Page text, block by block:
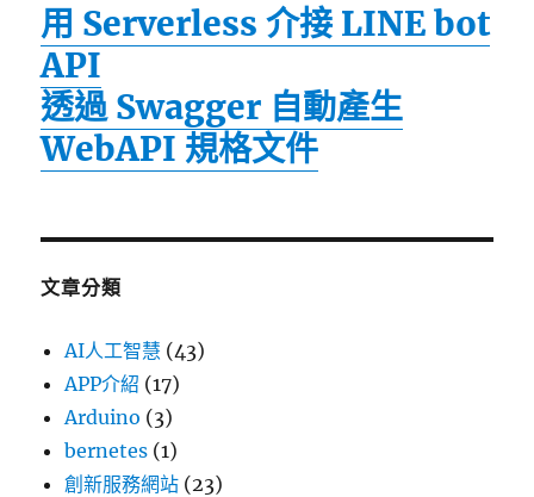
用 Serverless 介接 LINE bot
API
透過 Swagger 自動產生
WebAPI 規格文件
文章分類
AI人工智慧 (43)
APP介紹 (17)
Arduino (3)
bernetes (1)
創新服務網站 (23)